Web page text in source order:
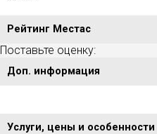
Рейтинг Местас
Поставьте оценку:
Доп. информация
Услуги, цены и особенности